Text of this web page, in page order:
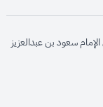
سعود بن عبدالعزيز